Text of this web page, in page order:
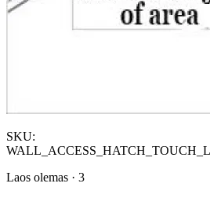
SKU:
Laos olemas · 3